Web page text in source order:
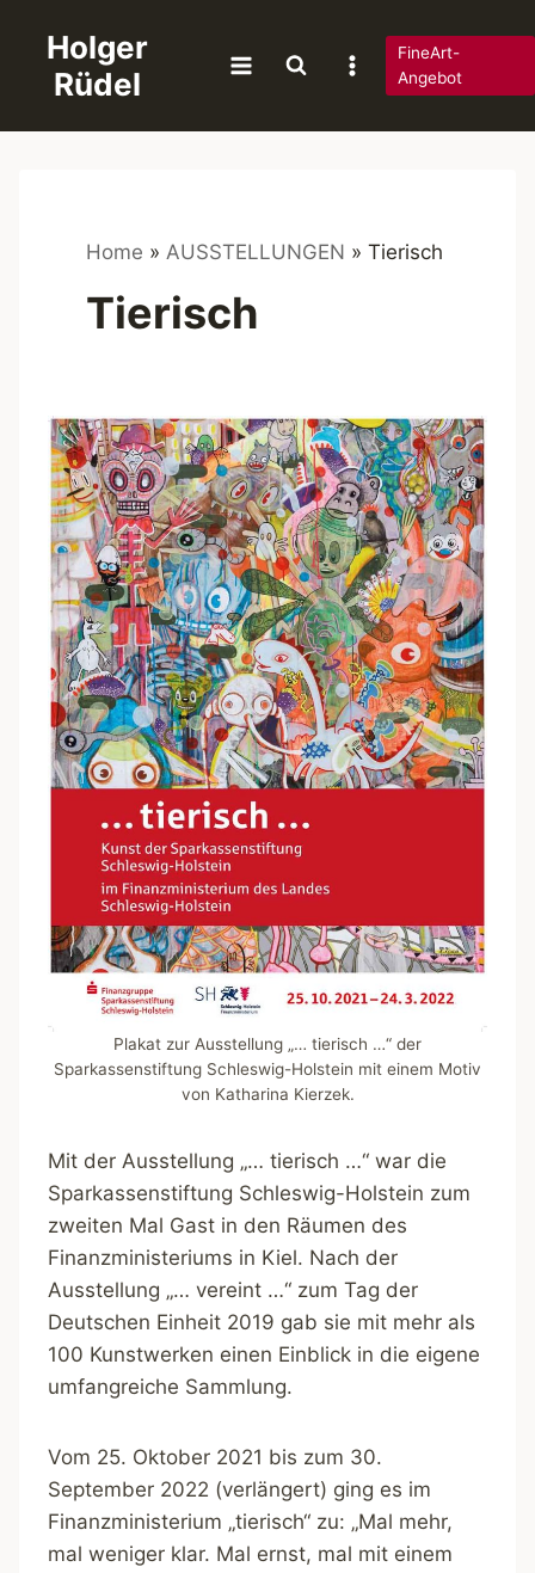
springen
Holger
Rüdel
FineArt-
Angebot
Home » AUSSTELLUNGEN » Tierisch
Tierisch
Plakat zur Ausstellung „… tierisch …“ der
Sparkassenstiftung Schleswig-Holstein mit einem Motiv
von Katharina Kierzek.
Mit der Ausstellung „… tierisch …“ war die
Sparkassenstiftung Schleswig-Holstein zum
zweiten Mal Gast in den Räumen des
Finanzministeriums in Kiel. Nach der
Ausstellung „… vereint …“ zum Tag der
Deutschen Einheit 2019 gab sie mit mehr als
100 Kunstwerken einen Einblick in die eigene
umfangreiche Sammlung.
Vom 25. Oktober 2021 bis zum 30.
September 2022 (verlängert) ging es im
Finanzministerium „tierisch“ zu: „Mal mehr,
mal weniger klar. Mal ernst, mal mit einem